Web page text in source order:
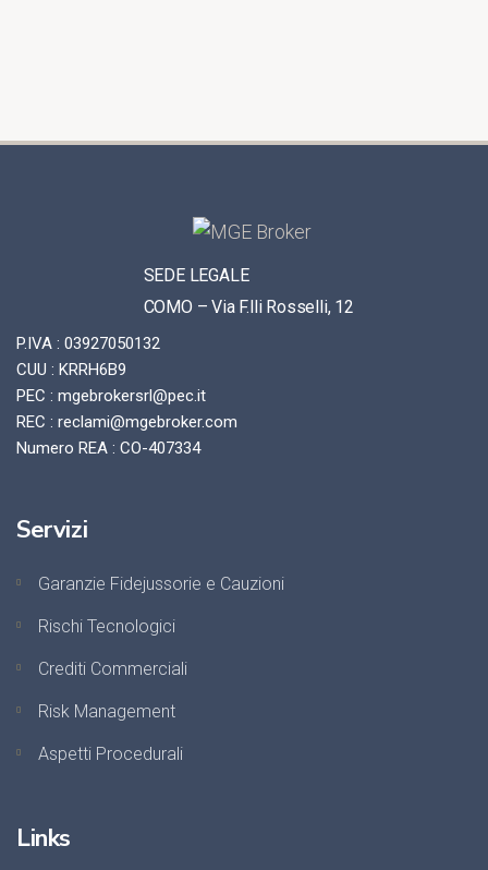
SEDE LEGALE
COMO – Via F.lli Rosselli, 12
P.IVA : 03927050132
CUU : KRRH6B9
PEC : mgebrokersrl@pec.it
REC : reclami@mgebroker.com
Numero REA : CO-407334
Servizi
Garanzie Fidejussorie e Cauzioni
Rischi Tecnologici
Crediti Commerciali
Risk Management
Aspetti Procedurali
Links